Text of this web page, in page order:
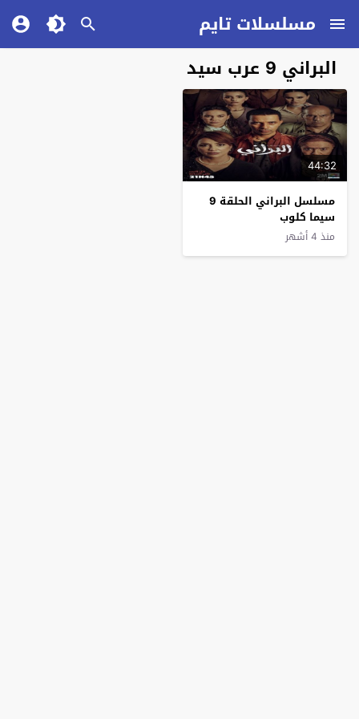
مسلسلات تايم
البراني 9 عرب سيد
44:32
مسلسل البراني الحلقة 9
سيما كلوب
منذ 4 أشهر